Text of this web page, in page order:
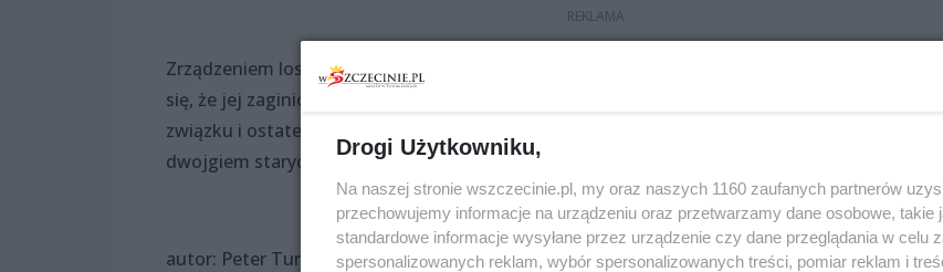
Zrządzeniem losu para emerytów ma w mieszkaniu pokój gościnny – od lat stoi pusty, bo
się, że jej zaginiony syn kiedyś jeszcze wróci. Pojawienie się Samira wprowadza ruch do
związku i ostatecznie, dzięki młodemu chłopakowi, odradza się uczucie i zainteresowanie
dwojgiem starych ludzi.
autor: Peter Turrini
Drogi Użytkowniku,
Na naszej stronie wszczecinie.pl, my oraz naszych 1160 zaufanych partnerów
przechowujemy informacje na urządzeniu oraz przetwarzamy dane osobowe, takie
standardowe informacje wysyłane przez urządzenie czy dane przeglądania w celu
spersonalizowanych reklam, wybór spersonalizowanych treści, pomiar reklam i